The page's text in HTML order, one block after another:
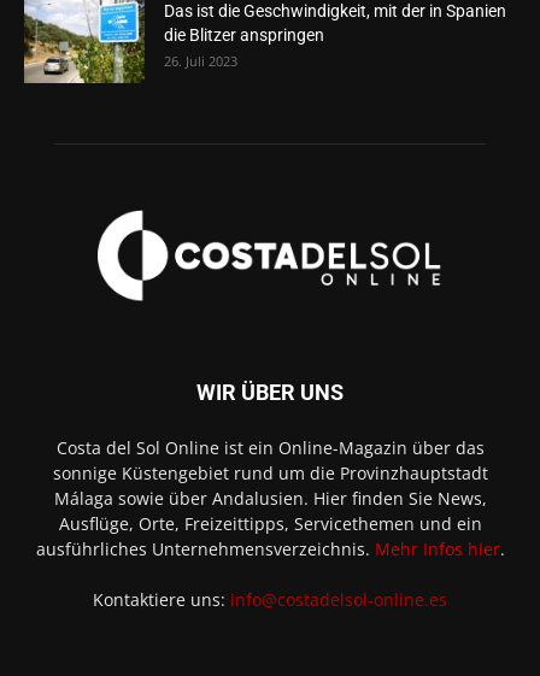
Das ist die Geschwindigkeit, mit der in Spanien
die Blitzer anspringen
26. Juli 2023
WIR ÜBER UNS
Costa del Sol Online ist ein Online-Magazin über das
sonnige Küstengebiet rund um die Provinzhauptstadt
Málaga sowie über Andalusien. Hier finden Sie News,
Ausflüge, Orte, Freizeittipps, Servicethemen und ein
ausführliches Unternehmensverzeichnis. Mehr Infos hier.
Kontaktiere uns: info@costadelsol-online.es